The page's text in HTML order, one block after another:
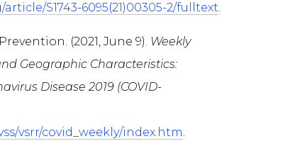
S1743-6095(21)00305-2/fulltext.
(2021, June 9). Weekly
Geographic Characteristics:
Disease 2019 (COVID-
vsrr/covid_weekly/index.htm.